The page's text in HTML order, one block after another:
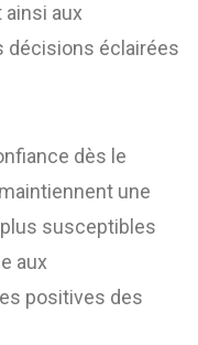
aux
décisions éclairées
dès le
une
susceptibles
aux
positives des